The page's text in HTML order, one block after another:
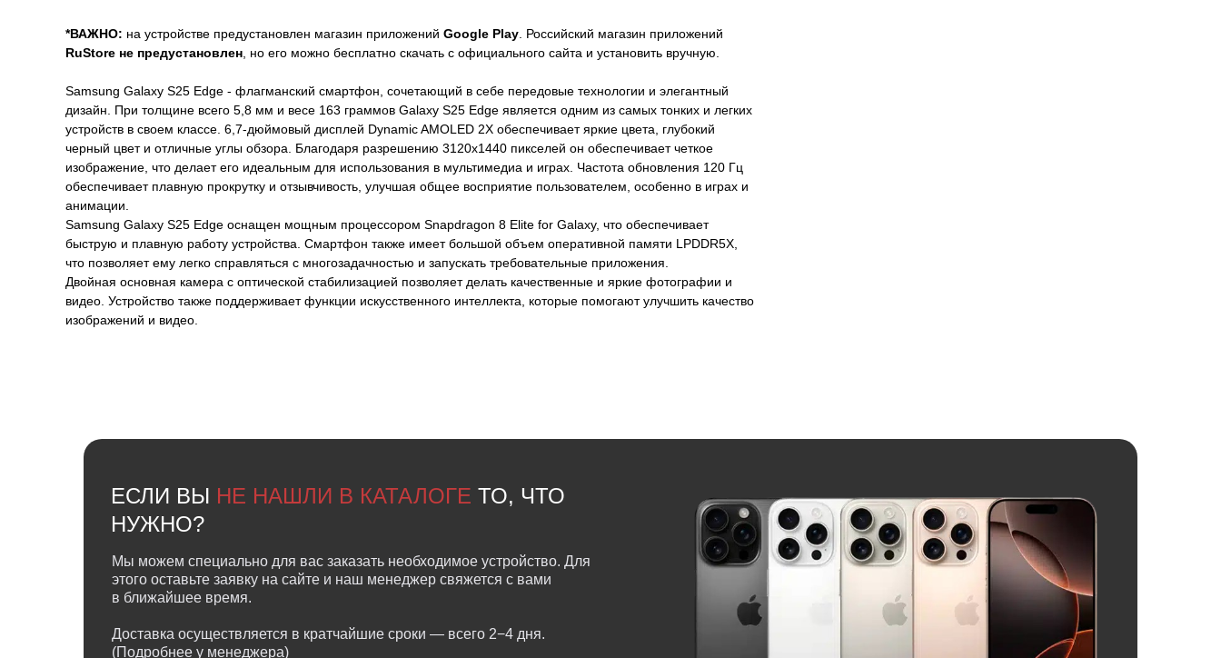
*ВАЖНО: на устройстве предустановлен магазин приложений Google Play . Российский магазин приложений
RuStore не предустановлен , но его можно бесплатно скачать с официального сайта и установить вручную.
Samsung Galaxy S25 Edge - флагманский смартфон, сочетающий в себе передовые технологии и элегантный
дизайн. При толщине всего 5,8 мм и весе 163 граммов Galaxy S25 Edge является одним из самых тонких и легких
устройств в своем классе. 6,7-дюймовый дисплей Dynamic AMOLED 2X обеспечивает яркие цвета, глубокий
черный цвет и отличные углы обзора. Благодаря разрешению 3120x1440 пикселей он обеспечивает четкое
изображение, что делает его идеальным для использования в мультимедиа и играх. Частота обновления 120 Гц
обеспечивает плавную прокрутку и отзывчивость, улучшая общее восприятие пользователем, особенно в играх и
анимации.
Samsung Galaxy S25 Edge оснащен мощным процессором Snapdragon 8 Elite for Galaxy, что обеспечивает
быструю и плавную работу устройства. Смартфон также имеет большой объем оперативной памяти LPDDR5X,
что позволяет ему легко справляться с многозадачностью и запускать требовательные приложения.
Двойная основная камера с оптической стабилизацией позволяет делать качественные и яркие фотографии и
видео. Устройство также поддерживает функции искусственного интеллекта, которые помогают улучшить качество
изображений и видео.
Мы можем специально для вас заказать необходимое устройство. Для
этого оставьте заявку на сайте и наш менеджер свяжется с вами
в ближайшее время.
Доставка осуществляется в кратчайшие сроки — всего 2−4 дня.
(Подробнее у менеджера)
ЕСЛИ ВЫ НЕ НАШЛИ В КАТАЛОГЕ ТО, ЧТО
НУЖНО?